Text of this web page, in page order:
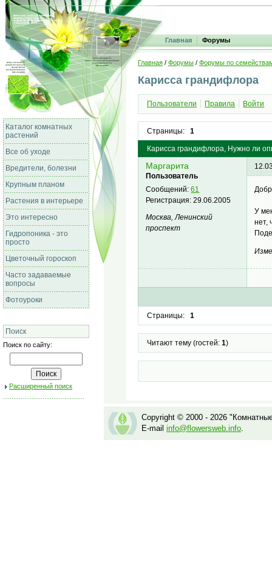
Главная Форумы
Каталог комнатных
растений
Все об уходе
Вредители, болезни
Крупным планом
Растения в интерьере
Это интересно
Гидропоника - это
просто
Цветочный гороскоп
Часто задаваемые
вопросы
Фотоуроки
Поиск
Поиск по сайту:
Расширенный поиск
Главная / Форумы / Форумы по
Карисса грандифлора
Пользователи Правила Войти
Страницы: 1
Карисса грандифлора, Нужно ли
Маргарита
Пользователь
Сообщений:61
Регистрация:29.06.2005
Москва, Ленинский
проспект
У
нет,
Страницы: 1
Читают тему (гостей: 1)
Copyright © 2000 - 2026
E-mail info@flowersweb.info.